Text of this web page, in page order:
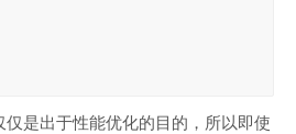
是出于性能优化的目的，所以即使